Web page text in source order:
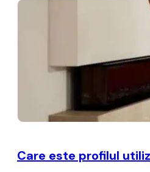
Care este profilul